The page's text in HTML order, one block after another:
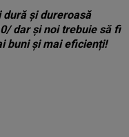
dură și dureroasă
dar și noi trebuie să fi
buni și mai eficienți!